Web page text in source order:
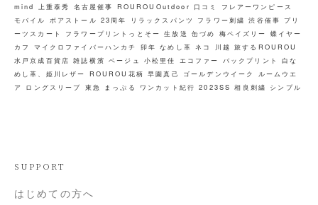
mind
上重泰秀 名古屋催事 ROUROUOutdoor 口コミ
フレアーワンピース
モバイル
ボアストール 23周年 リラックスパンツ フラワー刺繍 渋谷催事 プリ
ーツスカート
フラワープリントっとそー 生放送 缶づめ 梅ペイズリー 蝶イヤー
カフ
マイクロファイバーハンカチ 卯年 なめし革 ネコ 川越 旅するROUROU
水戸京成百貨店 雑誌横濱 ベージュ 小松里佳 エコファー バックプリント
白な
めし革、姫川レザー ROUROU花柄 早園真己 ゴールデンウイーク
ルームウエ
ア ロングスリーブ 東急 まっぷる ワンカット紀行 2023SS 相良刺繍 シンプル
SUPPORT
はじめての方へ